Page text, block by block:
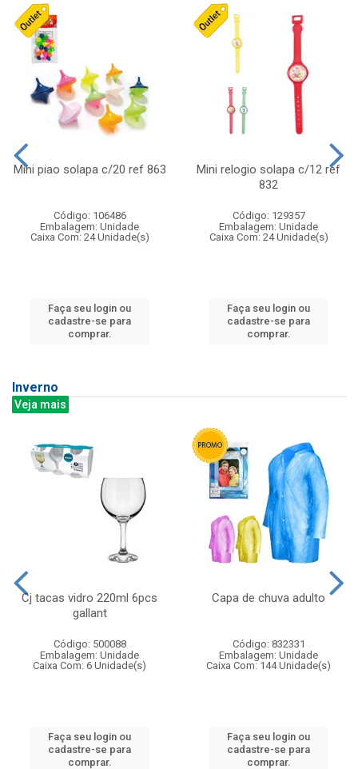
Mini piao solapa c/20 ref 863
Código: 106486
Embalagem: Unidade
Caixa Com: 24 Unidade(s)
Faça seu login ou
cadastre-se para
comprar.
Mini relogio solapa c/12 ref
832
Código: 129357
Embalagem: Unidade
Caixa Com: 24 Unidade(s)
Faça seu login ou
cadastre-se para
comprar.
Inverno
Veja mais
Cj tacas vidro 220ml 6pcs
gallant
Código: 500088
Embalagem: Unidade
Caixa Com: 6 Unidade(s)
Faça seu login ou
cadastre-se para
comprar.
Capa de chuva adulto
Código: 832331
Embalagem: Unidade
Caixa Com: 144 Unidade(s)
Faça seu login ou
cadastre-se para
comprar.